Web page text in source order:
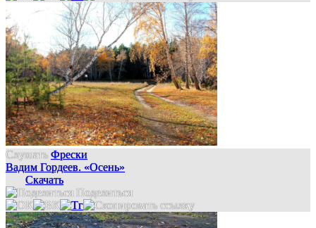
Слушать Фрески
Вадим Гордеев. «Осень»
Скачать
Поделиться